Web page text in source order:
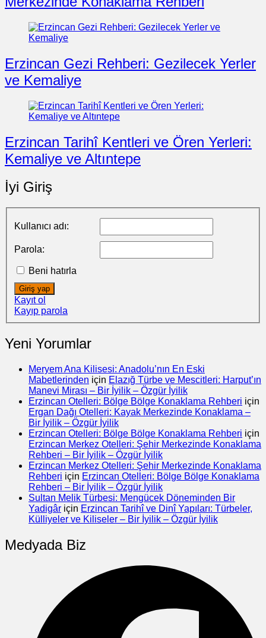
Erzincan Gezi Rehberi: Gezilecek Yerler
ve Kemaliye
Erzincan Tarihî Kentleri ve Ören Yerleri:
Kemaliye ve Altıntepe
İyi Giriş
Kullanıcı adı:
Parola:
Beni hatırla
Giriş yap
Kayıt ol
Kayıp parola
Yeni Yorumlar
Meryem Ana Kilisesi: Anadolu’nın En Eski
Mabetlerinden için Elazığ Türbe ve Mescitleri: Harput’ın
Manevi Mirası – Bir İyilik – Özgür İyilik
Erzincan Otelleri: Bölge Bölge Konaklama Rehberi için
Ergan Dağı Otelleri: Kayak Merkezinde Konaklama –
Bir İyilik – Özgür İyilik
Erzincan Otelleri: Bölge Bölge Konaklama Rehberi için
Erzincan Merkez Otelleri: Şehir Merkezinde Konaklama
Rehberi – Bir İyilik – Özgür İyilik
Erzincan Merkez Otelleri: Şehir Merkezinde Konaklama
Rehberi için Erzincan Otelleri: Bölge Bölge Konaklama
Rehberi – Bir İyilik – Özgür İyilik
Sultan Melik Türbesi: Mengücek Döneminden Bir
Yadigâr için Erzincan Tarihî ve Dinî Yapıları: Türbeler,
Külliyeler ve Kiliseler – Bir İyilik – Özgür İyilik
Medyada Biz